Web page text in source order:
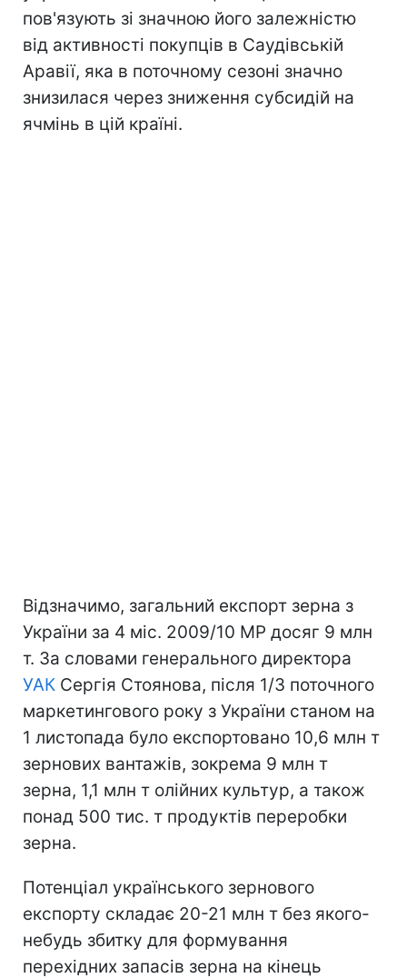
пов'язують зі значною його залежністю
від активності покупців в Саудівській
Аравії, яка в поточному сезоні значно
знизилася через зниження субсидій на
ячмінь в цій країні.
Відзначимо, загальний експорт зерна з
України за 4 міс. 2009/10 МР досяг 9 млн
т. За словами генерального директора
УАК Сергія Стоянова, після 1/3 поточного
маркетингового року з України станом на
1 листопада було експортовано 10,6 млн т
зернових вантажів, зокрема 9 млн т
зерна, 1,1 млн т олійних культур, а також
понад 500 тис. т продуктів переробки
зерна.
Потенціал українського зернового
експорту складає 20-21 млн т без якого-
небудь збитку для формування
перехідних запасів зерна на кінець